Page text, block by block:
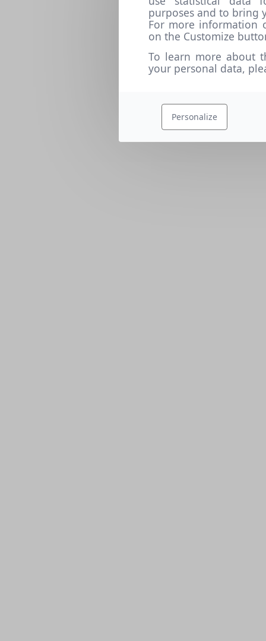
purposes and to bring
For more information
on the Customize
To learn more about
your personal data,
Personalize